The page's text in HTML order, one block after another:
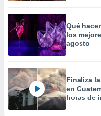
Qué
los
agosto
Finaliza
en
horas de